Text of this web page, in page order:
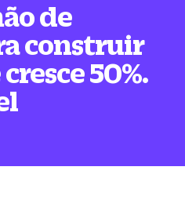
de
construir
50%.